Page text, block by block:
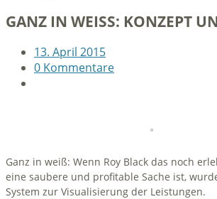
GANZ IN WEISS: KONZEPT
13. April 2015
0 Kommentare
Ganz in weiß: Wenn Roy Black das noch
eine saubere und profitable Sache ist,
System zur Visualisierung der Leistungen.